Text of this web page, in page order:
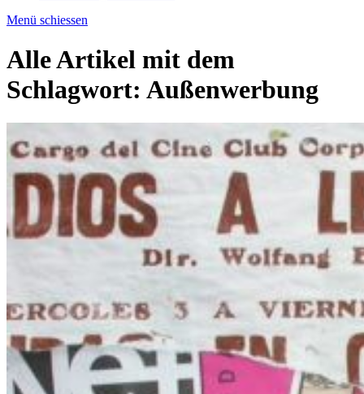
Menü schiessen
Alle Artikel mit dem
Schlagwort: Außenwerbung